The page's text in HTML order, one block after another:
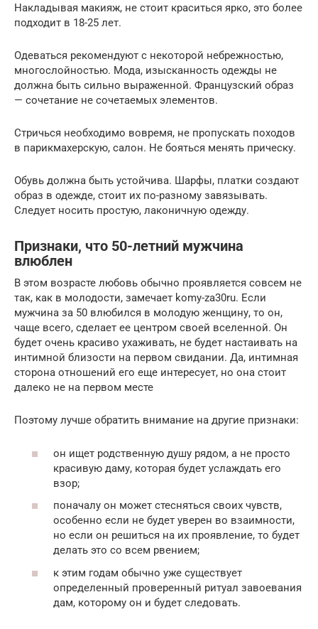
Накладывая макияж, не стоит краситься ярко, это более
подходит в 18-25 лет.
Одеваться рекомендуют с некоторой небрежностью,
многослойностью. Мода, изысканность одежды не
должна быть сильно выраженной. Французский образ
— сочетание не сочетаемых элементов.
Стричься необходимо вовремя, не пропускать походов
в парикмахерскую, салон. Не бояться менять прическу.
Обувь должна быть устойчива. Шарфы, платки создают
образ в одежде, стоит их по-разному завязывать.
Следует носить простую, лаконичную одежду.
Признаки, что 50-летний мужчина
влюблен
В этом возрасте любовь обычно проявляется совсем не
так, как в молодости, замечает komy-za30ru. Если
мужчина за 50 влюбился в молодую женщину, то он,
чаще всего, сделает ее центром своей вселенной. Он
будет очень красиво ухаживать, не будет настаивать на
интимной близости на первом свидании. Да, интимная
сторона отношений его еще интересует, но она стоит
далеко не на первом месте
Поэтому лучше обратить внимание на другие признаки:
он ищет родственную душу рядом, а не просто
красивую даму, которая будет услаждать его
взор;
поначалу он может стесняться своих чувств,
особенно если не будет уверен во взаимности,
но если он решиться на их проявление, то будет
делать это со всем рвением;
к этим годам обычно уже существует
определенный проверенный ритуал завоевания
дам, которому он и будет следовать.